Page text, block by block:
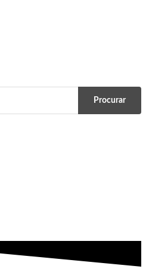
Procurar